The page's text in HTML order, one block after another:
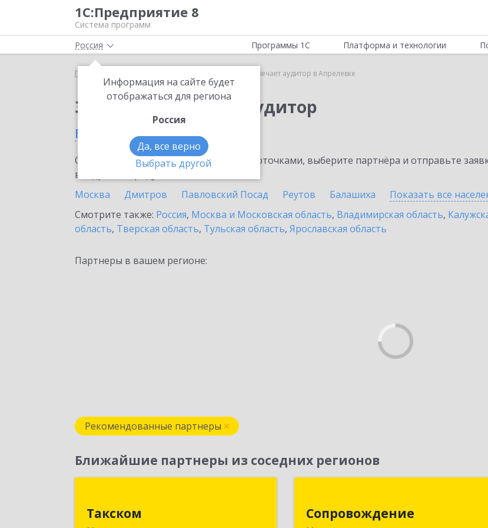
1С:Предприятие 8
Система программ
Россия
Информация на сайте будет
отображаться для региона
Россия
Да, все верно
Выбрать другой
Программы 1С Платформа и технологии
Главная Отвечает аудитор в Апрелевке
Заказать Отвечает аудитор
в Апрелевке
Ознакомьтесь с информационными карточками, выберите партнёра и отправьте
внедрение продукта.
Москва
Дмитров Павловский Посад Реутов Балашиха Показать все
Смотрите также: Россия, Москва и Московская область, Владимирская область,
область, Тверская область, Тульская область, Ярославская область
Партнеры в вашем регионе:
Рекомендованные партнеры
Ближайшие партнеры из соседних регионов
Такском Сопровождение
117198, Москва г, Саморы Машела ул,